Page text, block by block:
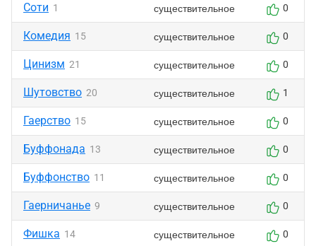
Соти 1 существительное 0
Комедия 15 существительное 0
Цинизм 21 существительное 0
Шутовство 20 существительное 1
Гаерство 15 существительное 0
Буффонада 13 существительное 0
Буффонство 11 существительное 0
Гаерничанье 9 существительное 0
Фишка 14 существительное 0